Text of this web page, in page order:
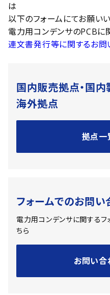
は
以下のフォームにてお願いい
電力用コンデンサのPCBに
連文書発行等に関するお問
国内販売拠点・国内
海外拠点
拠点一
フォームでのお問い
電力用コンデンサに関する
ちら
お問い合